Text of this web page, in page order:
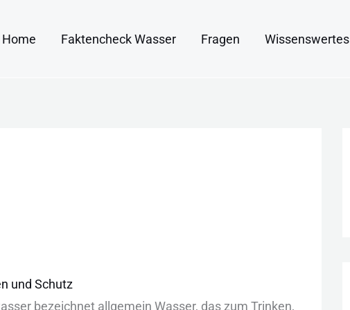
Home Faktencheck Wasser Fragen Wissenswertes
und Schutz
bezeichnet allgemein Wasser, d‬as z‬um Trinken,